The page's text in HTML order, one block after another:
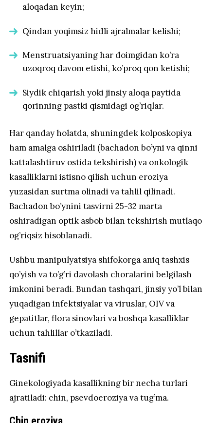
aloqadan keyin;
Qindan yoqimsiz hidli ajralmalar kelishi;
Menstruatsiyaning har doimgidan ko’ra
uzoqroq davom etishi, ko’proq qon ketishi;
Siydik chiqarish yoki jinsiy aloqa paytida
qorinning pastki qismidagi og’riqlar.
Har qanday holatda, shuningdek kolposkopiya
ham amalga oshiriladi (bachadon bo’yni va qinni
kattalashtiruv ostida tekshirish) va onkologik
kasalliklarni istisno qilish uchun eroziya
yuzasidan surtma olinadi va tahlil qilinadi.
Bachadon bo’ynini tasvirni 25-32 marta
oshiradigan optik asbob bilan tekshirish mutlaqo
og’riqsiz hisoblanadi.
Ushbu manipulyatsiya shifokorga aniq tashxis
qo’yish va to’g’ri davolash choralarini belgilash
imkonini beradi. Bundan tashqari, jinsiy yo’l bilan
yuqadigan infektsiyalar va viruslar, OIV va
gepatitlar, flora sinovlari va boshqa kasalliklar
uchun tahlillar o’tkaziladi.
Tasnifi
Ginekologiyada kasallikning bir necha turlari
ajratiladi: chin, psevdoeroziya va tug’ma.